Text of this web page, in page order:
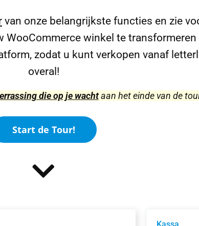
van onze belangrijkste functies en zie
WooCommerce winkel te transformeren
zodat u kunt verkopen vanaf
overal!
die op je wachtaan het einde van de
Start de Tour!